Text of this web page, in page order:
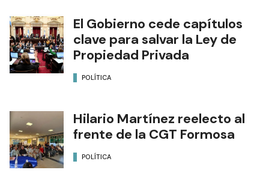
El Gobierno cede capítulos
clave para salvar la Ley de
Propiedad Privada
POLÍTICA
Hilario Martínez reelecto al
frente de la CGT Formosa
POLÍTICA